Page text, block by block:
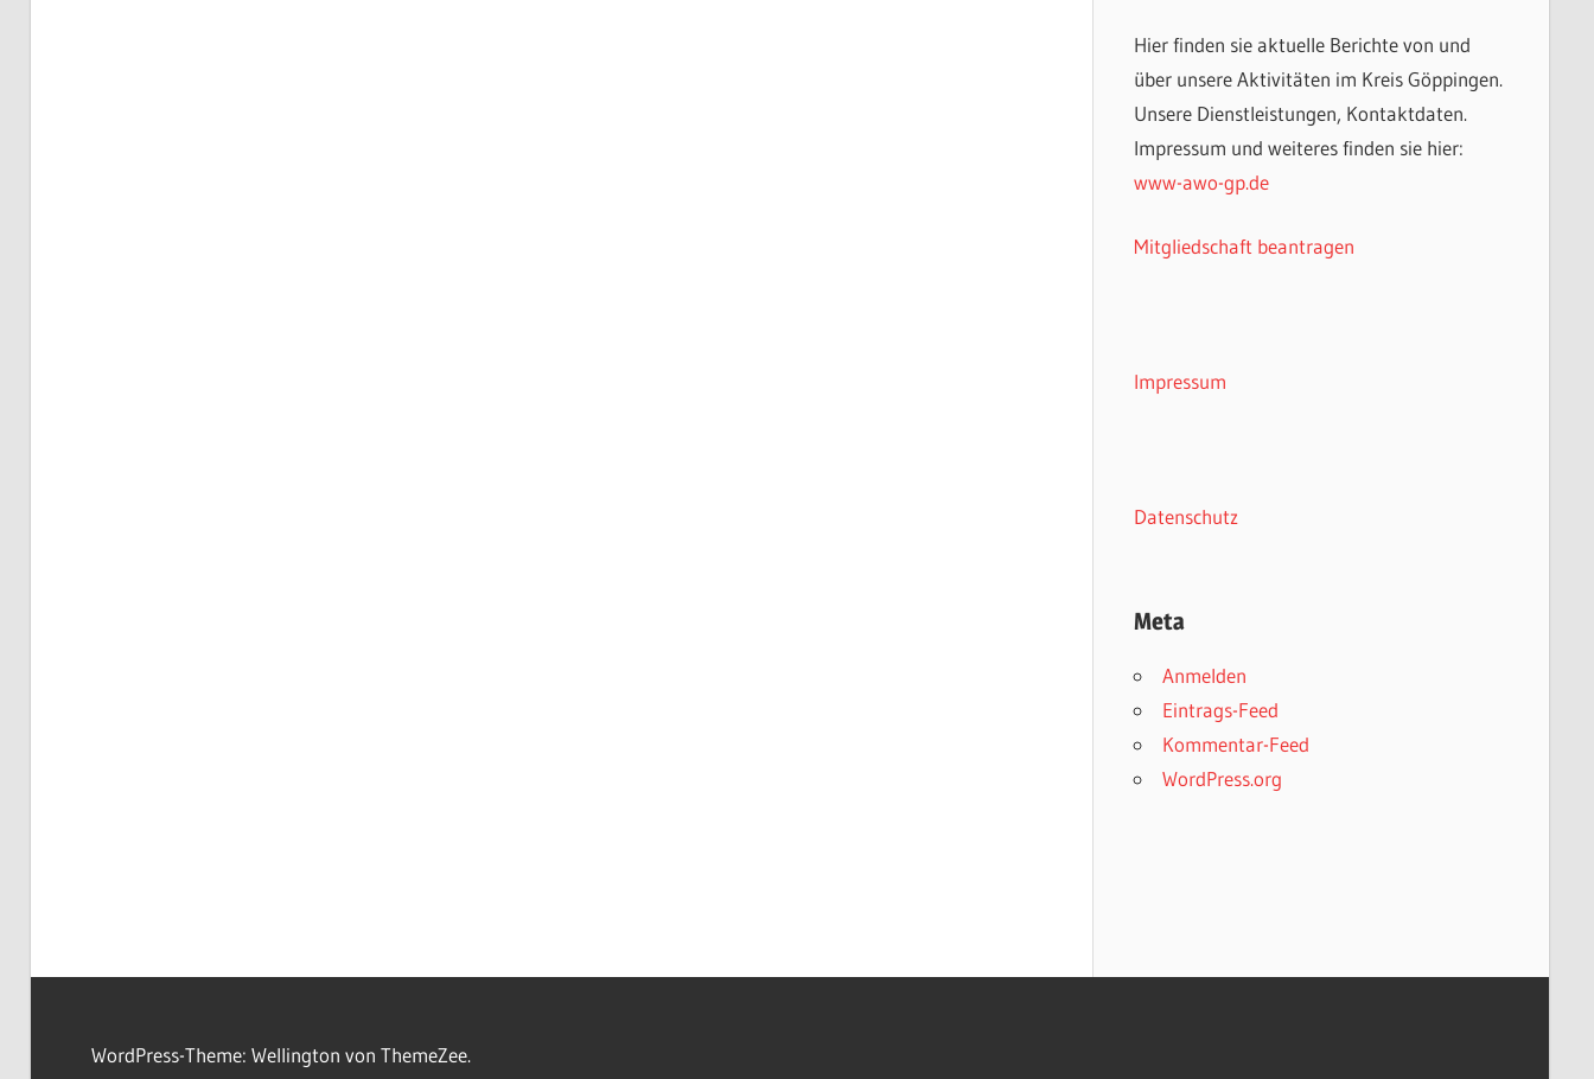
Hier finden sie aktuelle Berichte von und
über unsere Aktivitäten im Kreis Göppingen.
Unsere Dienstleistungen, Kontaktdaten.
Impressum und weiteres finden sie hier:
www-awo-gp.de
Mitgliedschaft beantragen
Impressum
Datenschutz
Meta
Anmelden
Eintrags-Feed
Kommentar-Feed
WordPress.org
WordPress-Theme: Wellington von ThemeZee.